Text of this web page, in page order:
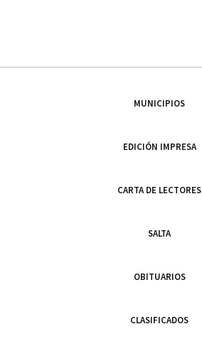
MUNICIPIOS
EDICIÓN IMPRESA
CARTA DE LECTORES
SALTA
OBITUARIOS
CLASIFICADOS